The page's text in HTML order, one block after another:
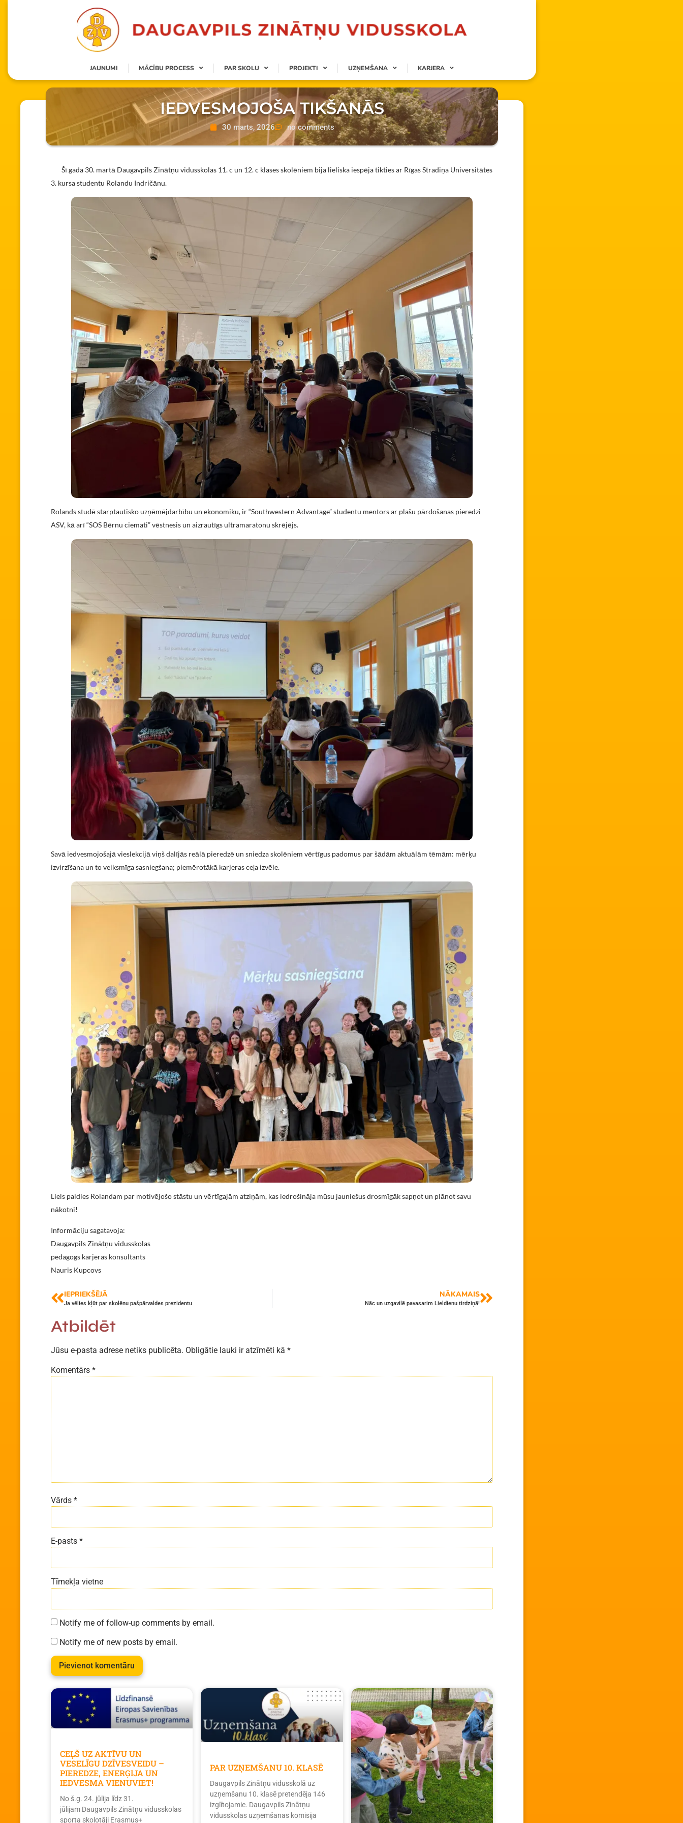
JAUNUMI MĀCĪBU PROCESS PAR SKOLU PROJEKTI UZŅEMŠANA KARJERA
IEDVESMOJOŠA TIKŠANĀS
30 marts, 2026 no comments
Šī gada 30. martā Daugavpils Zinātņu vidusskolas 11. c un 12. c klases skolēniem bija lieliska iespēja tikties ar Rīgas Stradiņa Universitātes
3. kursa studentu Rolandu Indričānu.
Rolands studē starptautisko uzņēmējdarbību un ekonomiku, ir “Southwestern Advantage” studentu mentors ar plašu pārdošanas pieredzi
ASV, kā arī “SOS Bērnu ciemati” vēstnesis un aizrautīgs ultramaratonu skrējējs.
Savā iedvesmojošajā vieslekcijā viņš dalījās reālā pieredzē un sniedza skolēniem vērtīgus padomus par šādām aktuālām tēmām: mērķu
izvirzīšana un to veiksmīga sasniegšana; piemērotākā karjeras ceļa izvēle.
Liels paldies Rolandam par motivējošo stāstu un vērtīgajām atziņām, kas iedrošināja mūsu jauniešus drosmīgāk sapņot un plānot savu
nākotni!
Informāciju sagatavoja:
Daugavpils Zinātņu vidusskolas
pedagogs karjeras konsultants
Nauris Kupcovs
IEPRIEKŠĒJĀ
Ja vēlies kļūt par skolēnu pašpārvaldes prezidentu
NĀKAMAIS
Nāc un uzgavilē pavasarim Lieldienu tirdziņā!
Atbildēt
Jūsu e-pasta adrese netiks publicēta. Obligātie lauki ir atzīmēti kā *
Komentārs *
Vārds *
E-pasts *
Tīmekļa vietne
Notify me of follow-up comments by email.
Notify me of new posts by email.
CEĻŠ UZ AKTĪVU UN
VESELĪGU DZĪVESVEIDU –
PIEREDZE, ENERĢIJA UN
IEDVESMA VIENUVIET!
No š.g. 24. jūlija līdz 31.
jūlijam Daugavpils Zinātņu vidusskolas
sporta skolotāji Erasmus+
PAR UZŅEMŠANU 10. KLASĒ
Daugavpils Zinātņu vidusskolā uz
uzņemšanu 10. klasē pretendēja 146
izglītojamie. Daugavpils Zinātņu
vidusskolas uzņemšanas komisija